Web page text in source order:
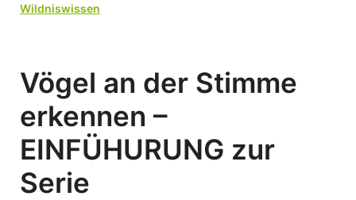
Wildniswissen
Vögel an der Stimme
erkennen –
EINFÜHURUNG zur
Serie